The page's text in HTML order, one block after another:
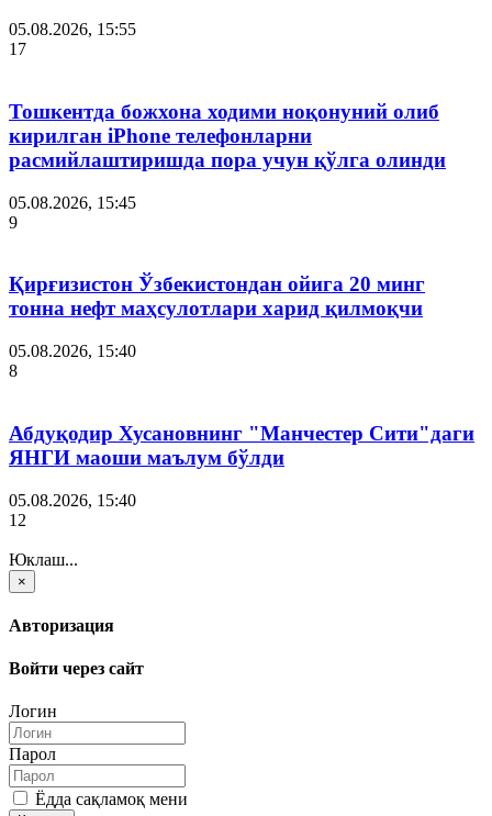
05.08.2026, 15:55
17
Тошкентда божхона ходими ноқонуний олиб
кирилган iPhone телефонларни
расмийлаштиришда пора учун қўлга олинди
05.08.2026, 15:45
9
Қирғизистон Ўзбекистондан ойига 20 минг
тонна нефт маҳсулотлари харид қилмоқчи
05.08.2026, 15:40
8
Абдуқодир Хусановнинг "Манчестер Сити"даги
ЯНГИ маоши маълум бўлди
05.08.2026, 15:40
12
Юклаш...
×
Авторизация
Войти через сайт
Логин
Парол
Ёдда сақламоқ мени